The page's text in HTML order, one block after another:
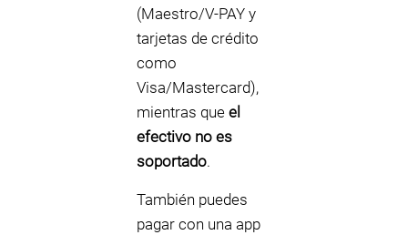
(Maestro/V-PAY y
tarjetas de crédito
como
Visa/Mastercard),
mientras que el
efectivo no es
soportado.
También puedes
pagar con una app